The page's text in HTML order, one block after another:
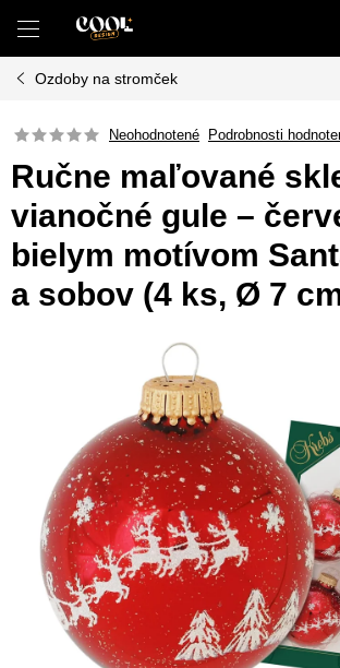
obsah
Ozdoby na stromček
Neohodnotené Podrobnosti
Ručne maľované
vianočné gule –
bielym motívom
a sobov (4 ks, Ø 7